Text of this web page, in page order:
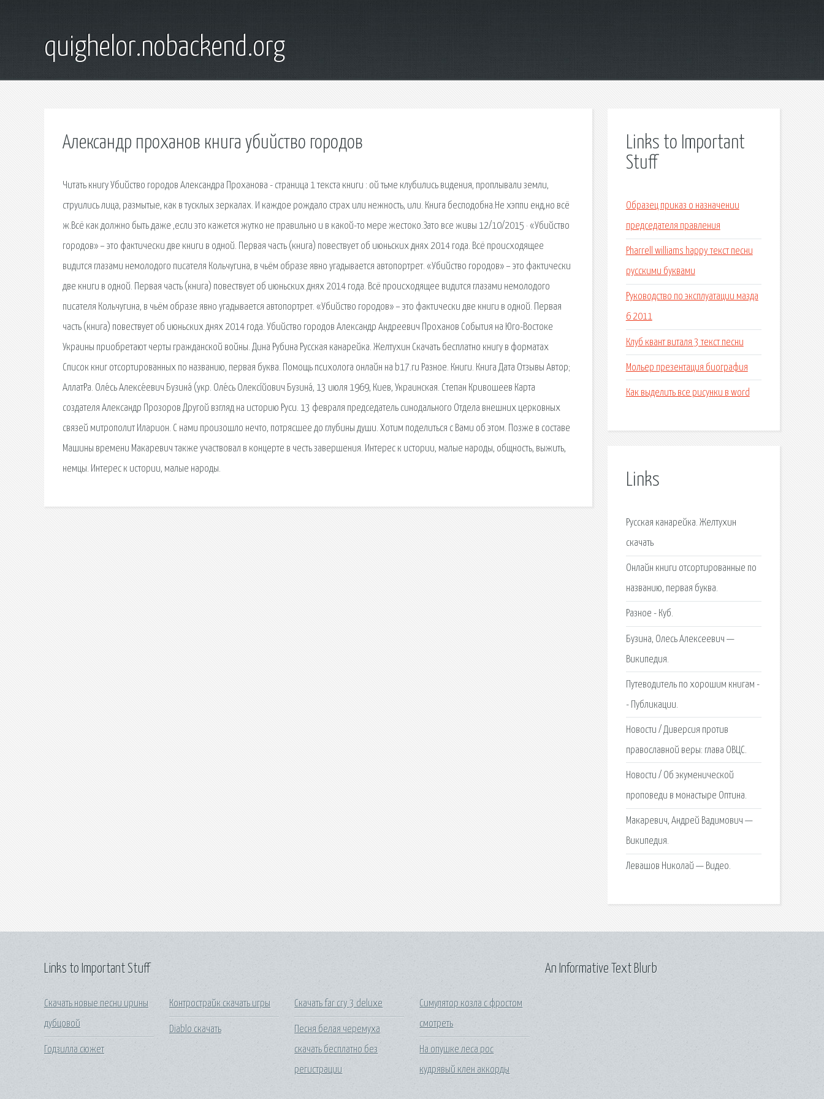
quighelor.nobackend.org
Александр проханов книга убийство городов
Читать книгу Убийство городов Александра Проханова - страница 1 текста книги : ой тьме клубились видения, проплывали земли,
струились лица, размытые, как в тусклых зеркалах. И каждое рождало страх или нежность, или. Книга бесподобна.Не хэппи енд,но всё
ж.Всё как должно быть даже ,если это кажется жутко не правильно и в какой-то мере жестоко.Зато все живы 12/10/2015 · «Убийство
городов» – это фактически две книги в одной. Первая часть (книга) повествует об июньских днях 2014 года. Всё происходящее
видится глазами немолодого писателя Кольчугина, в чьём образе явно угадывается автопортрет. «Убийство городов» – это фактически
две книги в одной. Первая часть (книга) повествует об июньских днях 2014 года. Всё происходящее видится глазами немолодого
писателя Кольчугина, в чьём образе явно угадывается автопортрет. «Убийство городов» – это фактически две книги в одной. Первая
часть (книга) повествует об июньских днях 2014 года. Убийство городов Александр Андреевич Проханов События на Юго-Востоке
Украины приобретают черты гражданской войны. Дина Рубина Русская канарейка. Желтухин Скачать бесплатно книгу в форматах
Список книг отсортированных по названию, первая буква. Помощь психолога онлайн на b17.ru Разное. Книги. Книга Дата Отзывы Автор;
АллатРа. Оле́сь Алексе́евич Бузина́ (укр. Оле́сь Олексі́йович Бузина́, 13 июля 1969, Киев, Украинская. Степан Кривошеев Карта
создателя Александр Прозоров Другой взгляд на историю Руси. 13 февраля председатель синодального Отдела внешних церковных
связей митрополит Иларион. С нами произошло нечто, потрясшее до глубины души. Хотим поделиться с Вами об этом. Позже в составе
Машины времени Макаревич также участвовал в концерте в честь завершения. Интерес к истории, малые народы, общность, выжить,
немцы. Интерес к истории, малые народы.
Links to Important
Stuff
Образец приказ о назначении
председателя правления
Pharrell williams happy текст песни
русскими буквами
Руководство по эксплуатации мазда
6 2011
Клуб квант виталя 3 текст песни
Мольер презентация биография
Как выделить все рисунки в word
Links
Русская канарейка. Желтухин
скачать
Онлайн книги отсортированные по
названию, первая буква.
Разное - Куб.
Бузина, Олесь Алексеевич —
Википедия.
Путеводитель по хорошим книгам -
- Публикации.
Новости / Диверсия против
православной веры: глава ОВЦС.
Новости / Об экуменической
проповеди в монастыре Оптина.
Макаревич, Андрей Вадимович —
Википедия.
Левашов Николай — Видео.
Links to Important Stuff
Скачать новые песни ирины
дубцовой
Годзилла сюжет
Контрострайк скачать игры
Diablo скачать
Скачать far cry 3 deluxe
Песня белая черемуха
скачать бесплатно без
регистрации
Симулятор козла с фростом
смотреть
На опушке леса рос
кудрявый клен аккорды
An Informative Text Blurb